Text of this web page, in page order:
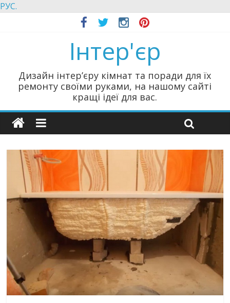
РУС.
Інтер'єр
Дизайн інтер’єру кімнат та поради для їх
ремонту своїми руками, на нашому сайті
кращі ідеї для вас.